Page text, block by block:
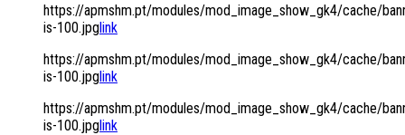
https://apmshm.pt/modules/mod_image_show_gk4/cache/
is-100.jpglink
https://apmshm.pt/modules/mod_image_show_gk4/cache/
is-100.jpglink
https://apmshm.pt/modules/mod_image_show_gk4/cache/
is-100.jpglink